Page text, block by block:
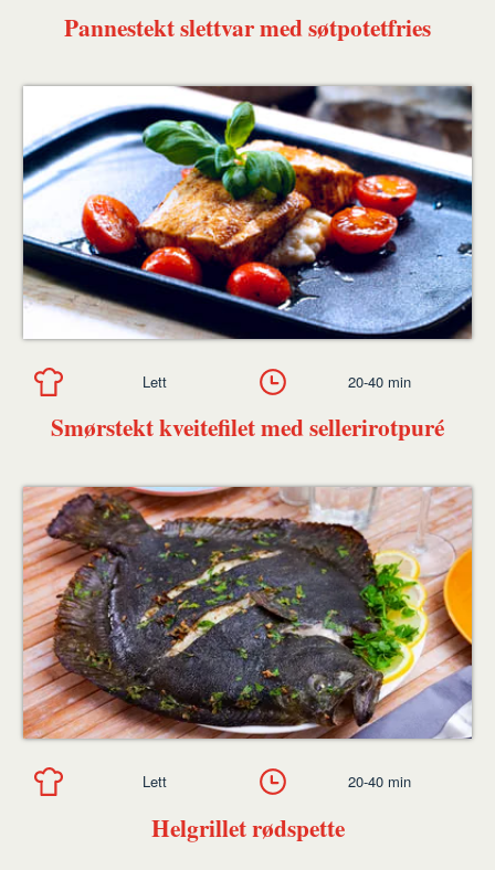
Pannestekt slettvar med søtpotetfries
Smørstekt kveitefilet med sellerirotpuré
Lett 20-40 min
Helgrillet rødspette
Lett 20-40 min